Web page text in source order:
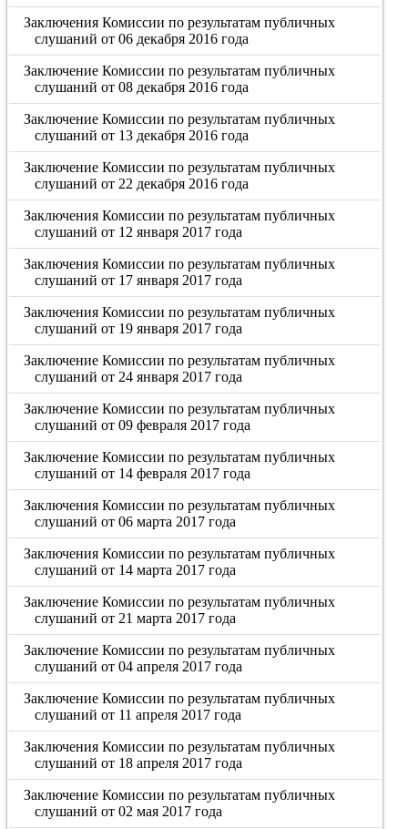
Заключения Комиссии по результатам публичных
слушаний от 06 декабря 2016 года
Заключение Комиссии по результатам публичных
слушаний от 08 декабря 2016 года
Заключение Комиссии по результатам публичных
слушаний от 13 декабря 2016 года
Заключение Комиссии по результатам публичных
слушаний от 22 декабря 2016 года
Заключения Комиссии по результатам публичных
слушаний от 12 января 2017 года
Заключения Комиссии по результатам публичных
слушаний от 17 января 2017 года
Заключения Комиссии по результатам публичных
слушаний от 19 января 2017 года
Заключение Комиссии по результатам публичных
слушаний от 24 января 2017 года
Заключение Комиссии по результатам публичных
слушаний от 09 февраля 2017 года
Заключение Комиссии по результатам публичных
слушаний от 14 февраля 2017 года
Заключения Комиссии по результатам публичных
слушаний от 06 марта 2017 года
Заключения Комиссии по результатам публичных
слушаний от 14 марта 2017 года
Заключение Комиссии по результатам публичных
слушаний от 21 марта 2017 года
Заключение Комиссии по результатам публичных
слушаний от 04 апреля 2017 года
Заключение Комиссии по результатам публичных
слушаний от 11 апреля 2017 года
Заключения Комиссии по результатам публичных
слушаний от 18 апреля 2017 года
Заключение Комиссии по результатам публичных
слушаний от 02 мая 2017 года